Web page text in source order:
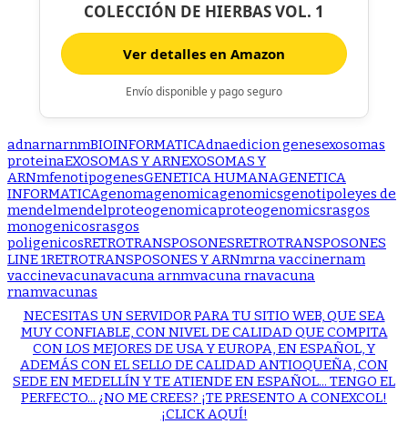
COLECCIÓN DE HIERBAS VOL. 1
Ver detalles en Amazon
Envío disponible y pago seguro
adnarnarnmBIOINFORMATICAdnaedicion genesexosomas
proteinaEXOSOMAS Y ARNEXOSOMAS Y
ARNmfenotipogenesGENETICA HUMANAGENETICA
INFORMATICAgenomagenomicagenomicsgenotipoleyes de
mendelmendelproteogenomicaproteogenomicsrasgos
monogenicosrasgos
poligenicosRETROTRANSPOSONESRETROTRANSPOSONES
LINE 1RETROTRANSPOSONES Y ARNmrna vaccinernam
vaccinevacunavacuna arnmvacuna rnavacuna
rnamvacunas
NECESITAS UN SERVIDOR PARA TU SITIO WEB, QUE SEA
MUY CONFIABLE, CON NIVEL DE CALIDAD QUE COMPITA
CON LOS MEJORES DE USA Y EUROPA, EN ESPAÑOL, Y
ADEMÁS CON EL SELLO DE CALIDAD ANTIOQUEÑA, CON
SEDE EN MEDELLÍN Y TE ATIENDE EN ESPAÑOL... TENGO EL
PERFECTO... ¿NO ME CREES? ¡TE PRESENTO A CONEXCOL!
¡CLICK AQUÍ!